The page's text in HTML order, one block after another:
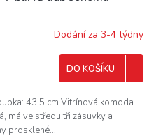
Dodání za 3-4 týdny
DO KOŠÍKU
43,5 cm Vitrínová komoda
má ve středu tři zásuvky a
prosklené...